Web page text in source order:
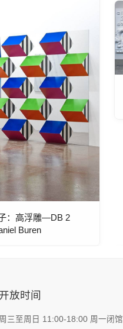
：高浮雕—DB 2
Buren
开放时间
周三至周日 11:00-18:00 周一闭馆